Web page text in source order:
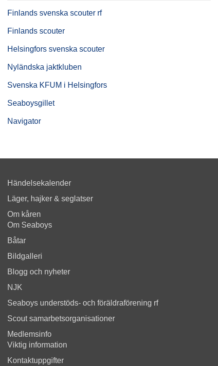
Finlands svenska scouter rf
Finlands scouter
Helsingfors svenska scouter
Nyländska jaktkluben
Svenska KFUM i Helsingfors
Seaboysgillet
Navigator
Händelsekalender
Läger, hajker & seglatser
Om kåren
Om Seaboys
Båtar
Bildgalleri
Blogg och nyheter
NJK
Seaboys understöds- och föräldraförening rf
Scout samarbetsorganisationer
Medlemsinfo
Viktig information
Kontaktuppgifter